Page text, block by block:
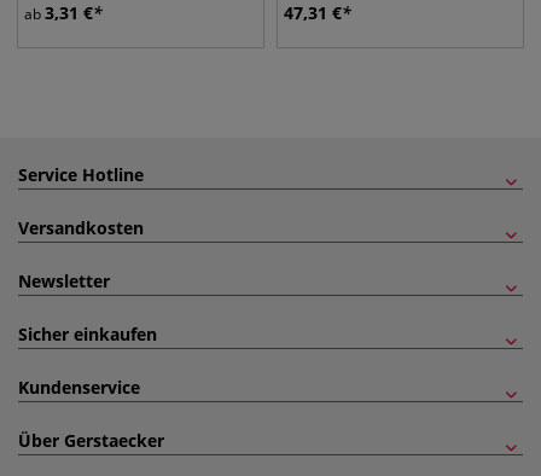
ab3,31 € 47,31 €
Service Hotline
Versandkosten
Newsletter
Sicher einkaufen
Kundenservice
Über Gerstaecker